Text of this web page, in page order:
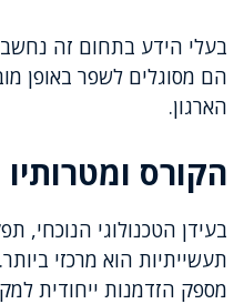
בעלי הידע בתחום זה
הם מסוגלים לשפר באופן
הארגון.
הקורס ומטרותיו
בעידן הטכנולוגי הנוכחי,
תעשייתיות הוא מרכזי
מספק הזדמנות ייחודית